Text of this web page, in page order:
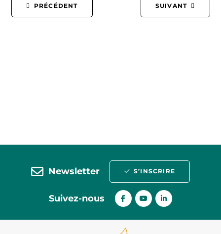
PRÉCÉDENT SUIVANT
Newsletter S’INSCRIRE
Suivez-nous